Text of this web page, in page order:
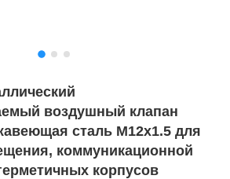
воздушный клапан
сталь M12x1.5 для
коммуникационной
корпусов